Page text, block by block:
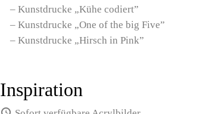
– Kunstdrucke „Kühe codiert”
– Kunstdrucke „One of the big Five”
– Kunstdrucke „Hirsch in Pink”
Inspiration